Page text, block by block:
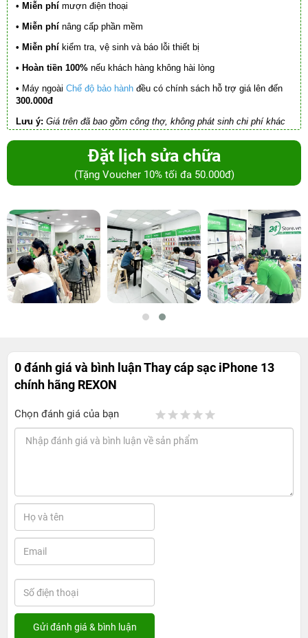
• Miễn phí mượn điện thoại
• Miễn phí nâng cấp phần mềm
• Miễn phí kiểm tra, vệ sinh và báo lỗi thiết bị
• Hoàn tiền 100% nếu khách hàng không hài lòng
• Máy ngoài Chế độ bảo hành đều có chính sách hỗ trợ giá lên đến
300.000đ
Lưu ý: Giá trên đã bao gồm công thợ, không phát sinh chi phí khác
Đặt lịch sửa chữa
(Tặng Voucher 10% tối đa 50.000đ)
0 đánh giá và bình luậnThay cáp sạc iPhone 13
chính hãng REXON
Chọn đánh giá của bạn